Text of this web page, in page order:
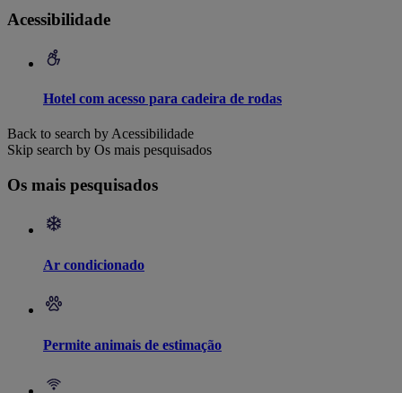
Acessibilidade
Hotel com acesso para cadeira de rodas
Back to search by Acessibilidade
Skip search by Os mais pesquisados
Os mais pesquisados
Ar condicionado
Permite animais de estimação